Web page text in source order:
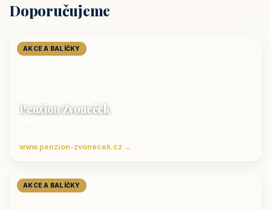
Doporučujeme
AKCE A BALÍČKY
Penzion Zvoneček
www.penzion-zvonecek.cz →
AKCE A BALÍČKY